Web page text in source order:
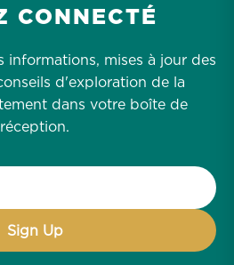
CONNECTÉ
informations, mises à jour des
d'exploration de la
dans votre boîte de
réception.